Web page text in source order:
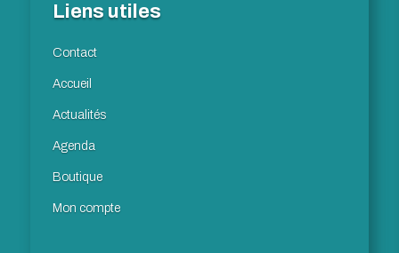
Liens utiles
Contact
Accueil
Actualités
Agenda
Boutique
Mon compte